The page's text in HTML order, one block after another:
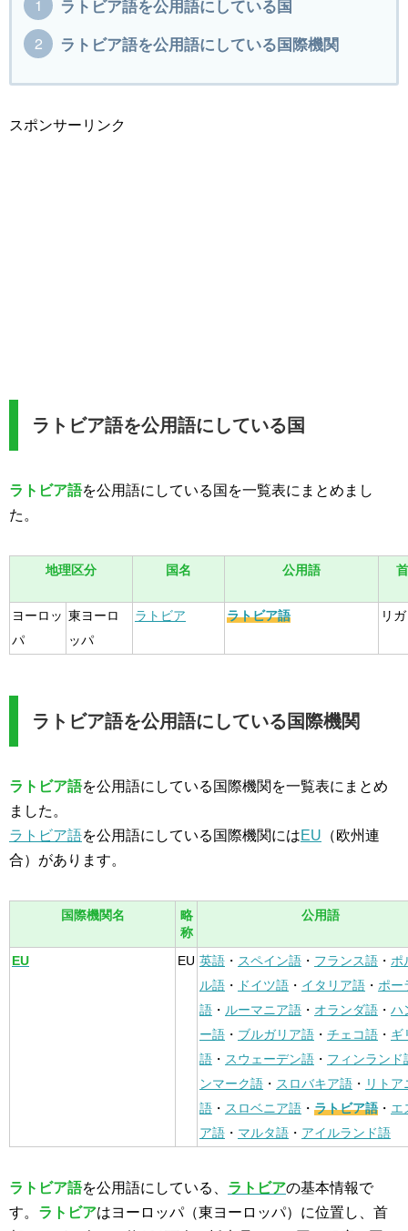
ラトビア語を公用語にしている国
ラトビア語を公用語にしている国際機関
スポンサーリンク
ラトビア語を公用語にしている国
ラトビア語を公用語にしている国を一覧表にまとめまし
た。
地理区分 国名 公用語
ヨーロッ
パ
東ヨーロ
ッパ
ラトビア ラトビア語 リガ
ラトビア語を公用語にしている国際機関
ラトビア語を公用語にしている国際機関を一覧表にまとめ
ました。
ラトビア語を公用語にしている国際機関にはEU （欧州連
合）があります。
国際機関名
略
称
公用語
EU EU 英語 ・ スペイン語 ・ フランス語 ・ ポ
ル語 ・ ドイツ語 ・ イタリア語 ・ ポー
語 ・ ルーマニア語 ・ オランダ語 ・ ハ
ー語 ・ ブルガリア語 ・ チェコ語 ・ ギ
語 ・ スウェーデン語 ・ フィンランド
ンマーク語 ・ スロバキア語 ・ リトア
語 ・ スロベニア語 ・ ラトビア語 ・ エ
ア語 ・ マルタ語 ・ アイルランド語
ラトビア語を公用語にしている、 ラトビアの基本情報で
す。 ラトビアはヨーロッパ（東ヨーロッパ）に位置し、首